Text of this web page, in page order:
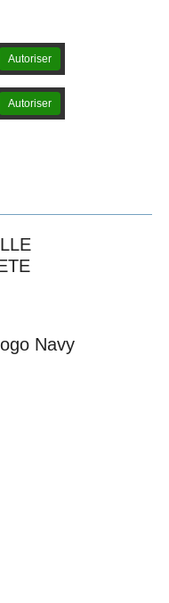
Autoriser
Autoriser
Navy